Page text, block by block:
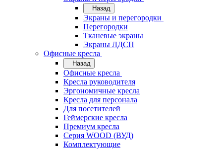
Назад
Экраны и перегородки
Перегородки
Тканевые экраны
Экраны ЛДСП
Офисные кресла
Назад
Офисные кресла
Кресла руководителя
Эргономичные кресла
Кресла для персонала
Для посетителей
Геймерские кресла
Премиум кресла
Серия WOOD (ВУД)
Комплектующие